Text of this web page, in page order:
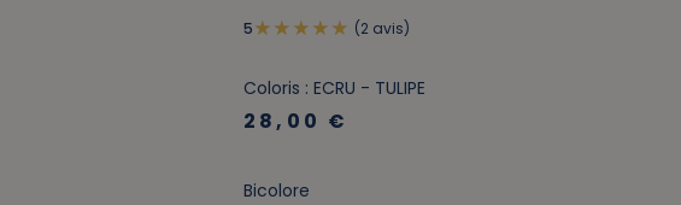
5 (2 avis)
Coloris : ECRU - TULIPE
28,00 €
Bicolore